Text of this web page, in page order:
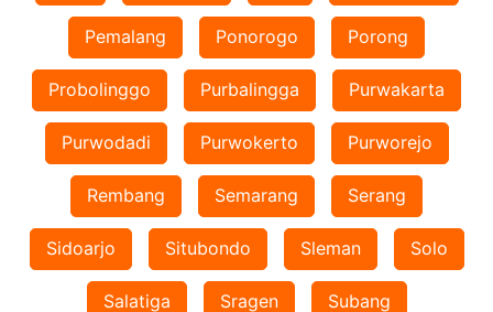
Pemalang Ponorogo Porong
Probolinggo Purbalingga Purwakarta
Purwodadi Purwokerto Purworejo
Rembang Semarang Serang
Sidoarjo Situbondo Sleman Solo
Salatiga Sragen Subang